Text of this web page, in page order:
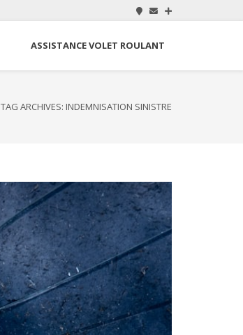
ASSISTANCE VOLET ROULANT
TAG ARCHIVES: INDEMNISATION SINISTRE